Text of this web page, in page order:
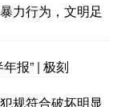
力行为，文明足
报” | 极刻
规符合破坏明显